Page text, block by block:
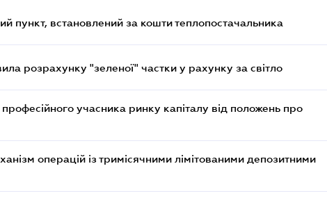
пункт, встановлений за кошти теплопостачальника
розрахунку "зеленої" частки у рахунку за світло
учасника ринку капіталу від положень про
операцій із тримісячними лімітованими депозитними